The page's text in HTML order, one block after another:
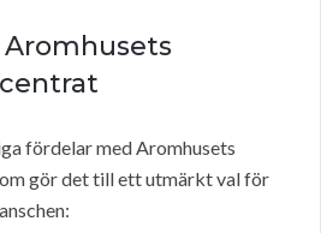
fördelar med Aromhusets
gör det till ett utmärkt val för